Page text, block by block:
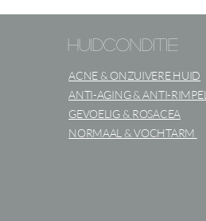
huidconditie
ACNE & ONZUIVERE HUID
ANTI-AGING & ANTI-RIMPEL
GEVOELIG & ROSACEA
NORMAAL & VOCHTARM